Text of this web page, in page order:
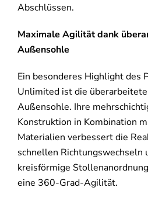
Abschlüssen.
Maximale Agilität dank
Außensohle
Ein besonderes Highlight des
Unlimited ist die überarbeitete
Außensohle. Ihre
Konstruktion in Kombination
Materialien verbessert die
schnellen Richtungswechseln
kreisförmige
eine 360-Grad-Agilität.